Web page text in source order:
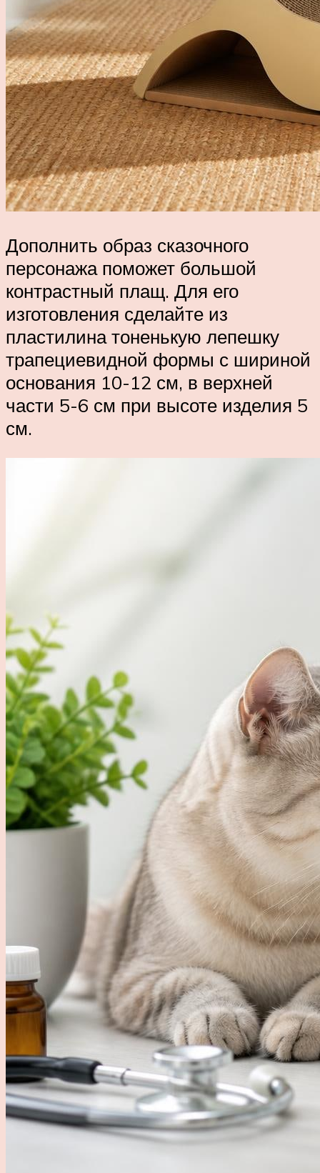
Дополнить образ сказочного
персонажа поможет большой
контрастный плащ. Для его
изготовления сделайте из
пластилина тоненькую лепешку
трапециевидной формы с шириной
основания 10-12 см, в верхней
части 5-6 см при высоте изделия 5
см.